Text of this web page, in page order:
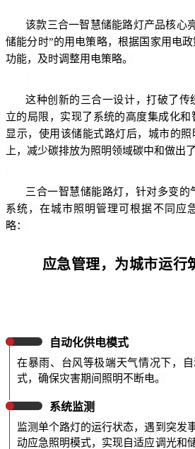
该款三合一智慧储能路灯产品核心
储能分时”的用电策略，根据国家用电
功能，及时调整用电策略。
这种创新的三合一设计，打破了传
立的局限，实现了系统的高度集成化
显示，使用该储能式路灯后，城市的
上，减少碳排放为照明领域碳中和做出
三合一智慧储能路灯，针对多变的
系统，在城市照明管理可根据不同应
略：
应急管理，为城市运行
自动化供电模式
在暴雨、台风等极端天气情况下，
式，确保灾害期间照明不断电。
系统监测
监测单个路灯的运行状态，遇到突发
动应急照明模式，实现自适应调光和